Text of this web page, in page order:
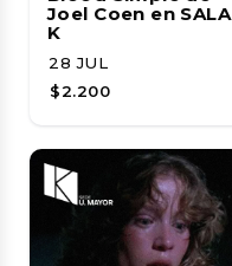
Joel Coen en SALA
K
28 JUL
$2.200